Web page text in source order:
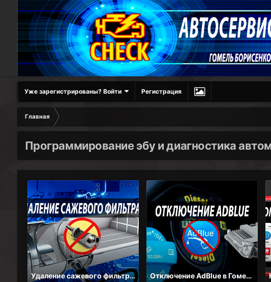
Уже зарегистрированы? Войти Регистрация
Главная
Программирование эбу и диагностика
Удаление сажевого фильтра в Гомеле — Цена от 150 BYN | Автосервис Форсаж Отключение AdBlue в Гомеле — Цена от 200 BYN, Удаление мочевины SCR | Автосервис Форсаж